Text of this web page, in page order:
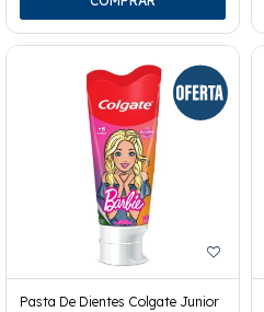
Pasta De Dientes Colgate Junior